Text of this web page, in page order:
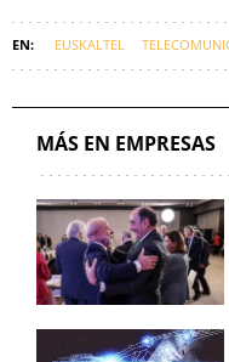
EUSKALTEL
MÁS EN EMPRESAS